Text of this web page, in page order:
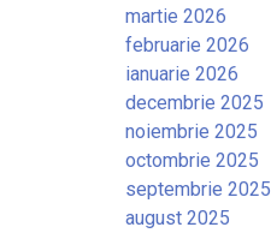
martie 2026
februarie 2026
ianuarie 2026
decembrie 2025
noiembrie 2025
octombrie 2025
septembrie 2025
august 2025